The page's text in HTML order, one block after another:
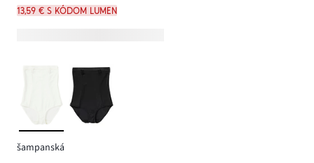
13,59 € s kódom LUMEN
šampanská